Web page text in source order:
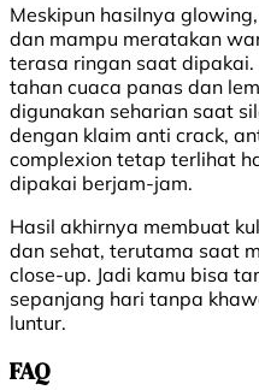
Meskipun hasilnya
dan mampu meratakan
terasa ringan saat
tahan cuaca panas dan
digunakan seharian saat
dengan klaim anti crack,
complexion tetap terlihat
dipakai berjam-jam.
Hasil akhirnya membuat
dan sehat, terutama saat
close-up. Jadi kamu bisa
sepanjang hari tanpa
luntur.
FAQ